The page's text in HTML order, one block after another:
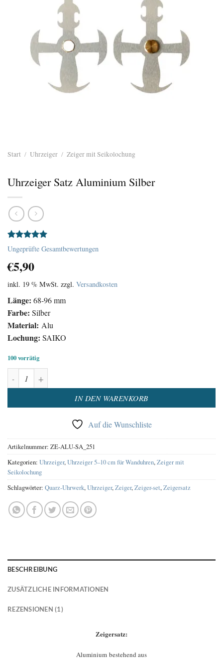
Start / Uhrzeiger / Zeiger mit Seikolochung
Uhrzeiger Satz Aluminium Silber
Bewertet
mit5.00
von 5,
basierend
1
Kundenbewertung
Ungeprüfte Gesamtbewertungen
€5,90
inkl. 19 % MwSt. zzgl. Versandkosten
Länge: 68-96 mm
Farbe: Silber
Material: Alu
Lochung: SAIKO
100 vorrätig
Uhrzeiger Satz Aluminium Silber Menge
IN DEN WARENKORB
Alternative:
Auf die Wunschliste
Artikelnummer: ZE-ALU-SA_251
Kategorien: Uhrzeiger,Uhrzeiger 5–10 cm für Wanduhren,Zeiger mit
Seikolochung
Schlagwörter: Quarz-Uhrwerk,Uhrzeiger,Zeiger,Zeiger-set,Zeigersatz
BESCHREIBUNG
ZUSÄTZLICHE INFORMATIONEN
REZENSIONEN (1)
Zeigersatz:
Aluminium bestehend aus